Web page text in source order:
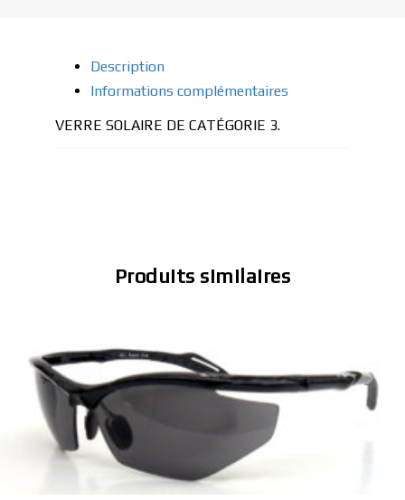
Description
Informations complémentaires
VERRE SOLAIRE DE CATÉGORIE 3.
Produits similaires